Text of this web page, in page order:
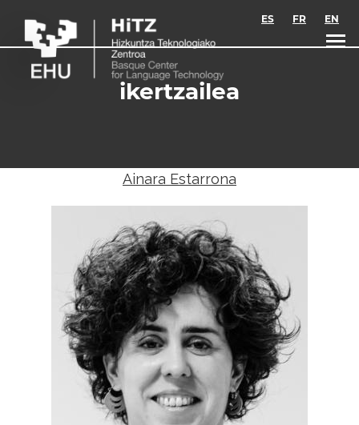
ES FR EN
ikertzailea
Ainara Estarrona